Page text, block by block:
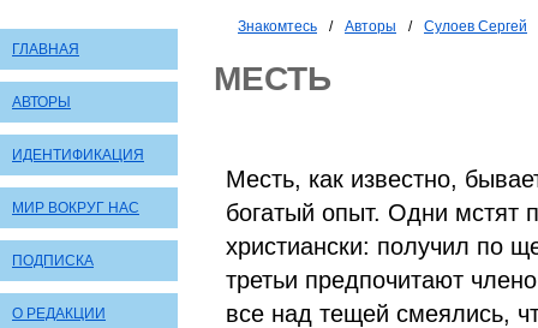
ГЛАВНАЯ
АВТОРЫ
ИДЕНТИФИКАЦИЯ
МИР ВОКРУГ НАС
ПОДПИСКА
О РЕДАКЦИИ
Знакомтесь / Авторы / Сулоев Сергей
МЕСТЬ
Месть, как известно,
богатый опыт. Одни мстят
христиански: получил по
третьи предпочитают
все над тещей смеялись,